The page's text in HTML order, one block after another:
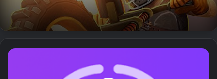
*Thiết bị của bạn phải có khả năng giải mã video bạn muốn
mã video/âm thanh nào.
Related Articles